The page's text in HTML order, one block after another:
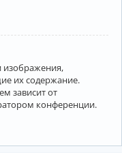
их содержание.
зависит от
конференции.